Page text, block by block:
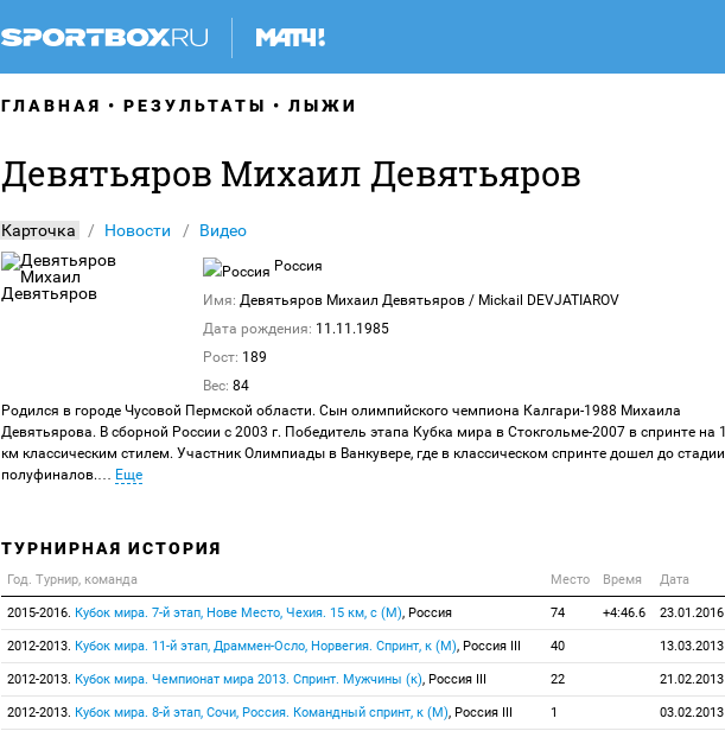
ГЛАВНАЯ РЕЗУЛЬТАТЫ ЛЫЖИ
Девятьяров Михаил Девятьяров
Карточка Новости Видео
Россия
Имя: Девятьяров Михаил Девятьяров / Mickail DEVJATIAROV
Дата рождения: 11.11.1985
Рост: 189
Вес: 84
Родился в городе Чусовой Пермской области. Сын олимпийского чемпиона Калгари-1988 Михаила
Девятьярова. В сборной России с 2003 г. Победитель этапа Кубка мира в Стокгольме-2007 в спринте на 1
км классическим стилем. Участник Олимпиады в Ванкувере, где в классическом спринте дошел до стадии
полуфиналов.… Еще
ТУРНИРНАЯ ИСТОРИЯ
Год. Турнир, команда Место Время Дата
2015-2016. Кубок мира. 7-й этап, Нове Место, Чехия. 15 км, с (М), Россия 74 +4:46.6 23.01.2016
2012-2013. Кубок мира. 11-й этап, Драммен-Осло, Норвегия. Спринт, к (М), Россия III 40 13.03.2013
2012-2013. Кубок мира. Чемпионат мира 2013. Спринт. Мужчины (к), Россия III 22 21.02.2013
2012-2013. Кубок мира. 8-й этап, Сочи, Россия. Командный спринт, к (М), Россия III 1 03.02.2013